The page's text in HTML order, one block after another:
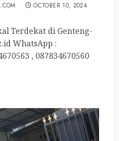
OCTOBER 10, 2024
Terdekat di Genteng-
WhatsApp :
, 087834670560